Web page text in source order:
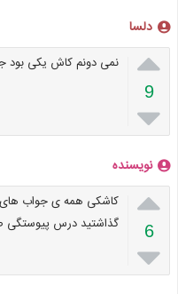
دلسا

9

نمی دونم کاش یکی بود
نویسنده

6

کاشکی همه ی جواب
گذاشتید درس پیوستگی صفحه